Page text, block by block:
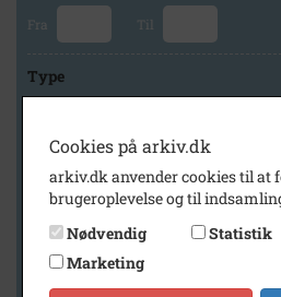
Fra Til
Type
Arkiv
Lokalarkivet Alsønderup -Tjæreby
Cookies på arkiv.dk
arkiv.dk anvender cookies til at
brugeroplevelse og til
Nødvendig
Statistik
Marketing